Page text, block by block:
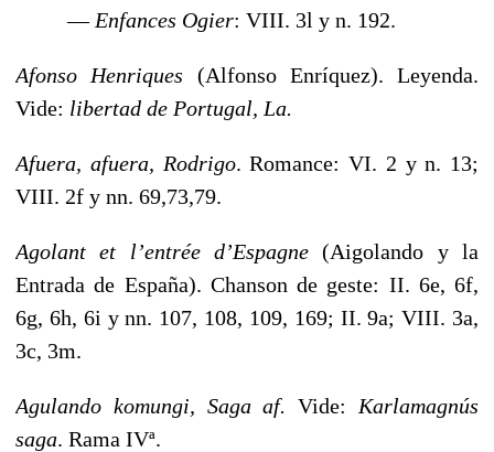
— Enfances Ogier: VIII. 3l y n. 192.
Afonso Henriques (Alfonso Enríquez). Leyenda.
Vide: libertad de Portugal, La.
Afuera, afuera, Rodrigo. Romance: VI. 2 y n. 13;
VIII. 2f y nn. 69,73,79.
Agolant et l’entrée d’Espagne(Aigolando y la
Entrada de España). Chanson de geste: II. 6e, 6f,
6g, 6h, 6i y nn. 107, 108, 109, 169; II. 9a; VIII. 3a,
3c, 3m.
Agulando komungi, Saga af.Vide: Karlamagnús
saga. Rama IVª.